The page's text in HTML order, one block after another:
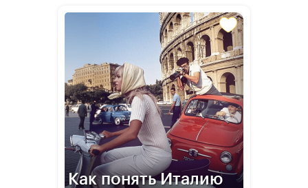
Как понять Италию